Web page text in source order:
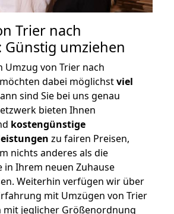
Trier nach
umziehen
Umzug von Trier nach
dabei möglichstviel
sind Sie bei uns genau
bieten Ihnen
kostengünstige
zu fairen Preisen,
nichts anderes als die
in Ihrem neuen Zuhause
Weiterhin verfügen wir über
mit Umzügen von Trier
mit jeglicher Größenordnung